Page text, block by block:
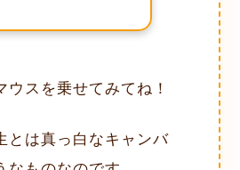
スを乗せてみてね！
とは真っ白なキャンバ